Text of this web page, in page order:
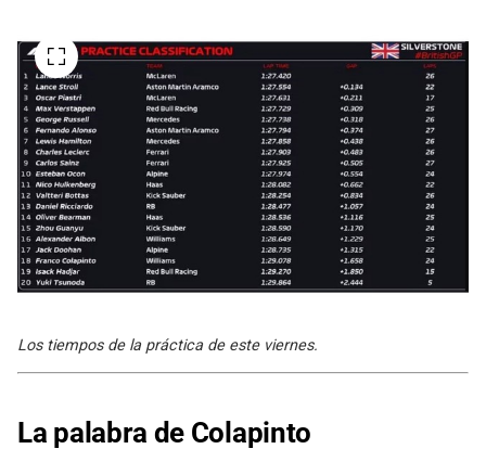
Los tiempos de la práctica de este viernes.
La palabra de Colapinto